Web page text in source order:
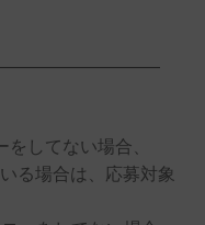
してない場合、
る場合は、応募対象